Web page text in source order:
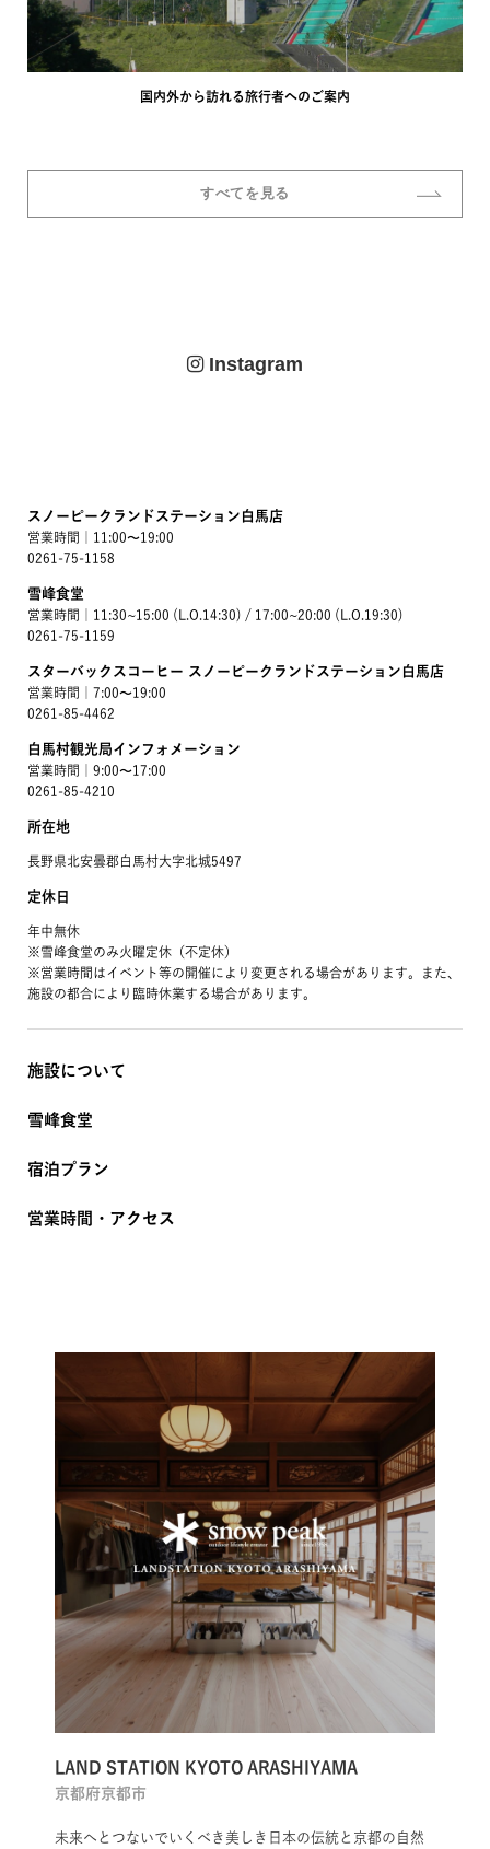
国内外から訪れる旅行者へのご案内
すべてを見る
Instagram
スノーピークランドステーション白馬店
営業時間｜11:00〜19:00
0261-75-1158
雪峰食堂
営業時間｜11:30~15:00 (L.O.14:30) / 17:00~20:00 (L.O.19:30)
0261-75-1159
スターバックスコーヒー スノーピークランドステーション白馬店
営業時間｜7:00〜19:00
0261-85-4462
白馬村観光局インフォメーション
営業時間｜9:00〜17:00
0261-85-4210
所在地
長野県北安曇郡白馬村大字北城5497
定休日
年中無休
※雪峰食堂のみ火曜定休（不定休）
※営業時間はイベント等の開催により変更される場合があります。また、
施設の都合により臨時休業する場合があります。
施設について
雪峰食堂
宿泊プラン
営業時間・アクセス
LAND STATION KYOTO ARASHIYAMA
京都府京都市
未来へとつないでいくべき美しき日本の伝統と京都の自然